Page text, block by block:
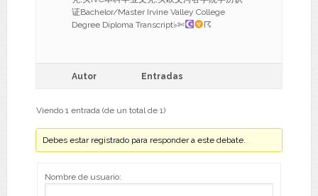
证Bachelor/Master Irvine Valley College
Degree Diploma Transcript♭✄
☈
Autor Entradas
Viendo 1 entrada (de un total de 1)
Debes estar registrado para responder a este debate.
Nombre de usuario: